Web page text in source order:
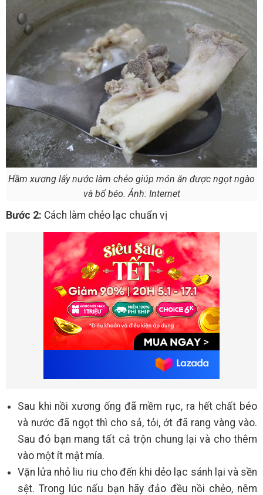
Hầm xương lấy nước làm chẻo giúp món ăn được ngọt ngào
và bổ béo. Ảnh: Internet
Bước 2: Cách làm chẻo lạc chuẩn vị
Sau khi nồi xương ống đã mềm rục, ra hết chất béo
và nước đã ngọt thì cho sả, tỏi, ớt đã rang vàng vào.
Sau đó bạn mang tất cả trộn chung lại và cho thêm
vào một ít mật mía.
Vặn lửa nhỏ liu riu cho đến khi dẻo lạc sánh lại và sền
sệt. Trong lúc nấu bạn hãy đảo đều nồi chẻo, nêm